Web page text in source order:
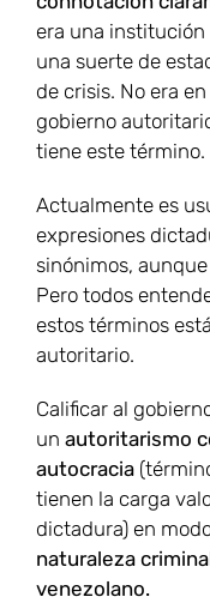
era una institución
una suerte de
de crisis. No era
gobierno
tiene este término.
Actualmente es
expresiones
sinónimos,
Pero todos
estos términos
autoritario.
Calificar al
un autoritarismo
autocracia
tienen la carga
dictadura) en
naturaleza
venezolano.